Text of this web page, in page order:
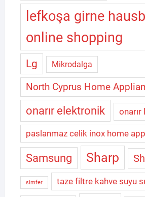
lefkoşa girne
online shopping
Lg Mikrodalga
North Cyprus Home
onarır elektronik onarır
paslanmaz celik inox home
Samsung Sharp
simfer taze filtre kahve suyu